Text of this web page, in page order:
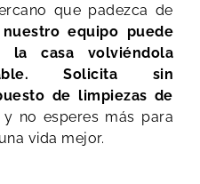
que padezca de
nuestro equipo puede
la casa volviéndola
Solicita sin
de limpiezas de
y no esperes más para
vida mejor.